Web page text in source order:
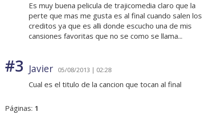
Es muy buena pelicula de trajicomedia claro que la
perte que mas me gusta es al final cuando salen los
creditos ya que es alli donde escucho una de mis
cansiones favoritas que no se como se llama...
#3 Javier 05/08/2013 | 02:28
Cual es el titulo de la cancion que tocan al final
Páginas: 1